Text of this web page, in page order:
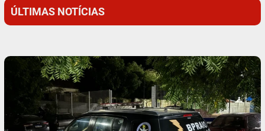
ÚLTIMAS NOTÍCIAS